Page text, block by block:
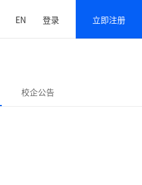
EN 登录 立即注册
校企公告